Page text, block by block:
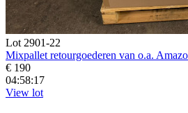
Lot 2901-22
Mixpallet retourgoederen van o.a.
€ 190
04:58:16
View lot